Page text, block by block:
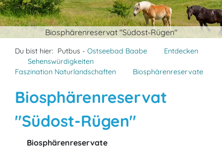
Biosphärenreservat "Südost-Rügen"
Du bist hier: Putbus - Ostseebad Baabe
Entdecken
Sehenswürdigkeiten
Faszination Naturlandschaften
Biosphärenreservate
Biosphärenreservat
"Südost-Rügen"
Biosphärenreservate